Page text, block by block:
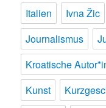
Italien
Ivna Žic
Journalismus
Kroatische
Kunst